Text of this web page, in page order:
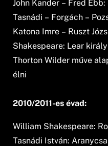
John Kander – Fred
Tasnádi – Forgách –
Katona Imre – Ruszt
Shakespeare: Lear király
Thorton Wilder műve
élni
2010/2011-es évad:
William Shakespeare:
Tasnádi István: